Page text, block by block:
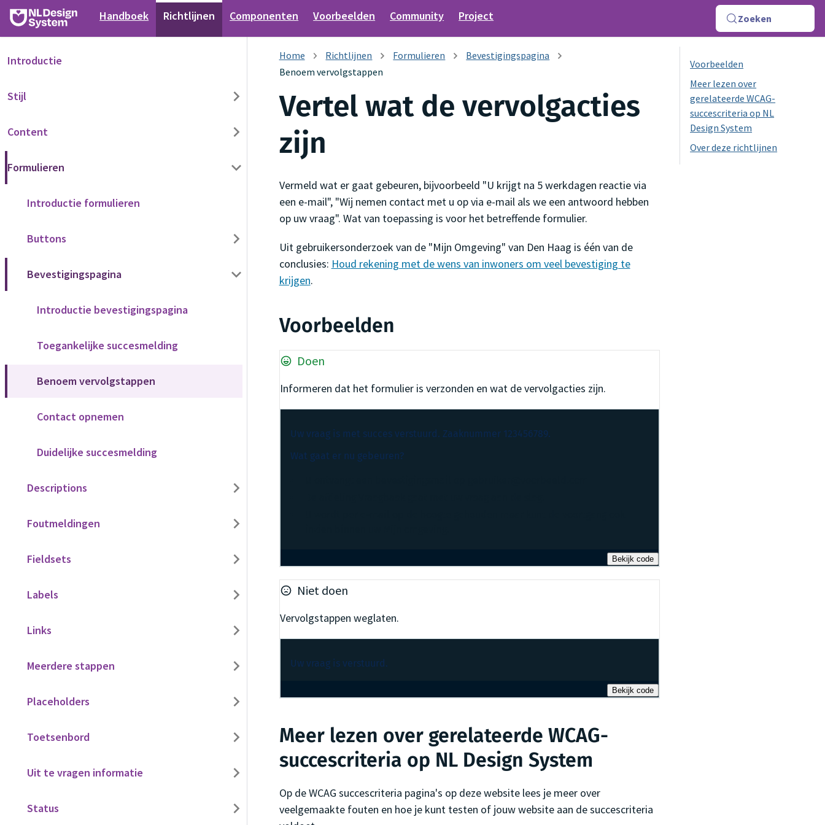
Handboek Richtlijnen Componenten Voorbeelden Community Project Zoeken
Introductie
Stijl
Content
Formulieren
Introductie formulieren
Buttons
Bevestigingspagina
Introductie bevestigingspagina
Toegankelijke succesmelding
Benoem vervolgstappen
Contact opnemen
Duidelijke succesmelding
Descriptions
Foutmeldingen
Fieldsets
Labels
Links
Meerdere stappen
Placeholders
Toetsenbord
Uit te vragen informatie
Status
Richtlijnen Formulieren
Bevestigingspagina
Benoem vervolgstappen
Vertel wat de vervolgacties
zijn
Vermeld wat er gaat gebeuren, bijvoorbeeld "U krijgt na 5 werkdagen reactie via
een e-mail", "Wij nemen contact met u op via e-mail als we een antwoord hebben
op uw vraag". Wat van toepassing is voor het betreffende formulier.
Uit gebruikersonderzoek van de "Mijn Omgeving" van Den Haag is één van de
conclusies: Houd rekening met de wens van inwoners om veel bevestiging te
krijgen.
Voorbeelden
Doen
Informeren dat het formulier is verzonden en wat de vervolgacties zijn.
Uw vraag is met succes verstuurd. Zaaknummer 123456789.
Wat gaat er nu gebeuren?
Bekijk code
Niet doen
Vervolgstappen weglaten.
Uw vraag is verstuurd.
Bekijk code
Meer lezen over gerelateerde WCAG-
succescriteria op NL Design System
Op de WCAG succescriteria pagina's op deze website lees je meer over
veelgemaakte fouten en hoe je kunt testen of jouw website aan de succescriteria
Voorbeelden
Meer lezen over
gerelateerde WCAG-
succescriteria op NL
Design System
Over deze richtlijnen